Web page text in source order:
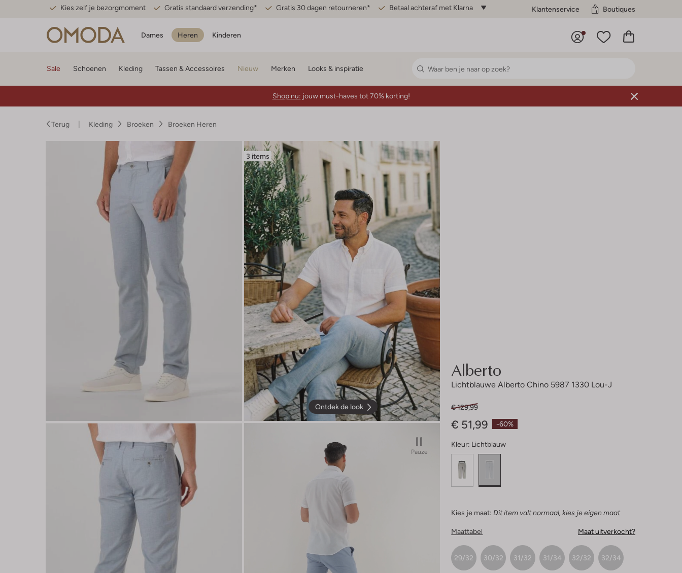
Kies zelf je bezorgmoment Gratis standaard verzending* Gratis 30 dagen retourneren* Betaal achteraf met Klarna Klantenservice Boutiques
Dames Heren Kinderen
Sale Schoenen Kleding Tassen & Accessoires Nieuw Merken Looks & inspiratie
Shop nu: jouw must-haves tot 70% korting!
Terug Kleding Broeken Broeken Heren
3 items
Ontdek de look
Pauze
Alberto
Lichtblauwe Alberto Chino 5987 1330 Lou-J
-60%
€ 129,99
€ 51,99
Kleur: Lichtblauw
Kies je maat: Dit item valt normaal, kies je eigen maat
Maattabel Maat uitverkocht?
29/32 30/32 31/32 31/34 32/32 32/34